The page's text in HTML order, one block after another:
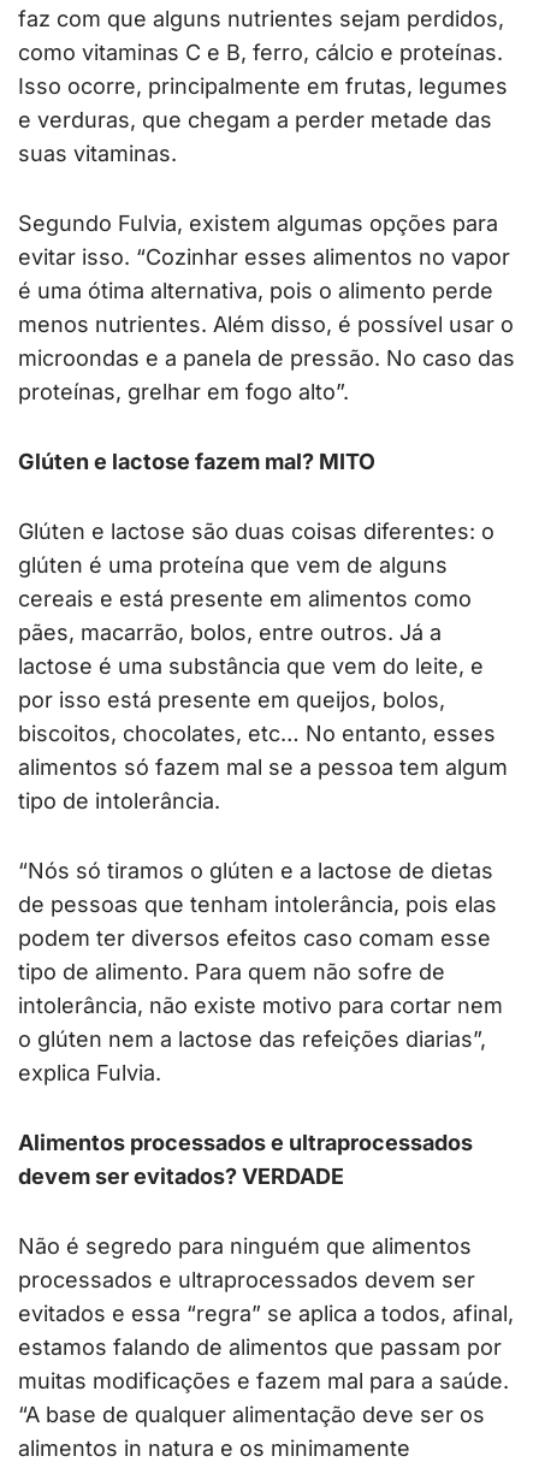
faz com que alguns nutrientes sejam perdidos,
como vitaminas C e B, ferro, cálcio e proteínas.
Isso ocorre, principalmente em frutas, legumes
e verduras, que chegam a perder metade das
suas vitaminas.
Segundo Fulvia, existem algumas opções para
evitar isso. “Cozinhar esses alimentos no vapor
é uma ótima alternativa, pois o alimento perde
menos nutrientes. Além disso, é possível usar o
microondas e a panela de pressão. No caso das
proteínas, grelhar em fogo alto”.
Glúten e lactose fazem mal? MITO
Glúten e lactose são duas coisas diferentes: o
glúten é uma proteína que vem de alguns
cereais e está presente em alimentos como
pães, macarrão, bolos, entre outros. Já a
lactose é uma substância que vem do leite, e
por isso está presente em queijos, bolos,
biscoitos, chocolates, etc… No entanto, esses
alimentos só fazem mal se a pessoa tem algum
tipo de intolerância.
“Nós só tiramos o glúten e a lactose de dietas
de pessoas que tenham intolerância, pois elas
podem ter diversos efeitos caso comam esse
tipo de alimento. Para quem não sofre de
intolerância, não existe motivo para cortar nem
o glúten nem a lactose das refeições diarias”,
explica Fulvia.
Alimentos processados e ultraprocessados
devem ser evitados? VERDADE
Não é segredo para ninguém que alimentos
processados e ultraprocessados devem ser
evitados e essa “regra” se aplica a todos, afinal,
estamos falando de alimentos que passam por
muitas modificações e fazem mal para a saúde.
“A base de qualquer alimentação deve ser os
alimentos in natura e os minimamente